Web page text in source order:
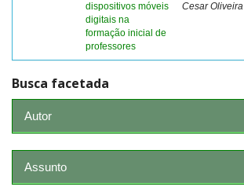
dispositivos móveis
digitais na
formação inicial de
professores
Cesar Oliveira
Busca facetada
Autor
Assunto